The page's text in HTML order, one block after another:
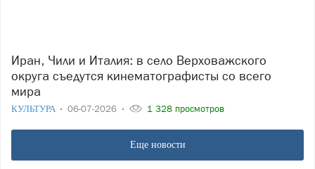
Иран, Чили и Италия: в село Верховажского
округа съедутся кинематографисты со всего
мира
КУЛЬТУРА 06-07-2026 1 328 просмотров
Еще новости